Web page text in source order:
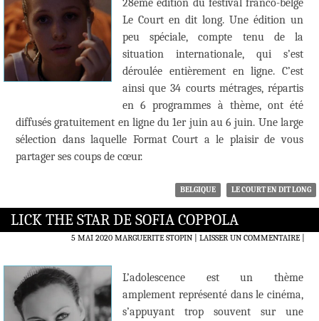
28ème édition du festival franco-belge
Le Court en dit long. Une édition un
peu spéciale, compte tenu de la
situation internationale, qui s’est
déroulée entièrement en ligne. C’est
ainsi que 34 courts métrages, répartis
en 6 programmes à thème, ont été
diffusés gratuitement en ligne du 1er juin au 6 juin. Une large
sélection dans laquelle Format Court a le plaisir de vous
partager ses coups de cœur.
BELGIQUE LE COURT EN DIT LONG
LICK THE STAR DE SOFIA COPPOLA
5 MAI 2020 MARGUERITE STOPIN LAISSER UN COMMENTAIRE|
L’adolescence est un thème
amplement représenté dans le cinéma,
s’appuyant trop souvent sur une